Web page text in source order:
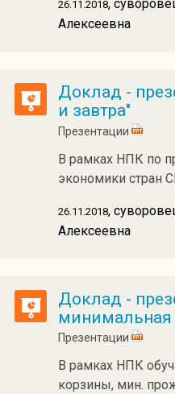
26.11.2018,
Алексеевна
Доклад -
и завтра"
Презентации
В рамках НПК по
экономики стран
26.11.2018,
Алексеевна
Доклад -
минимальная
Презентации
В рамках НПК
корзины, мин.